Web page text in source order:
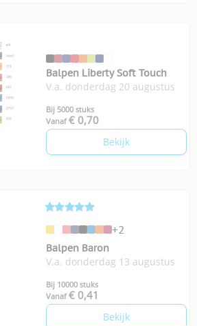
Balpen Liberty Soft Touch
V.a. donderdag 20 augustus
Bij 5000 stuks
Vanaf € 0,70
Bekijk
+2
Balpen Baron
V.a. donderdag 13 augustus
Bij 10000 stuks
Vanaf € 0,41
Bekijk